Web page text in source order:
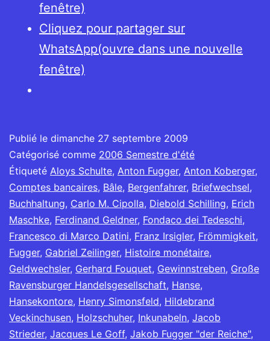
fenêtre)
Cliquez pour partager sur
WhatsApp(ouvre dans une nouvelle
fenêtre)
Publié le dimanche 27 septembre 2009
Catégorisé comme 2006 Semestre d'été
Étiqueté Aloys Schulte, Anton Fugger, Anton Koberger,
Comptes bancaires, Bâle, Bergenfahrer, Briefwechsel,
Buchhaltung, Carlo M. Cipolla, Diebold Schilling, Erich
Maschke, Ferdinand Geldner, Fondaco dei Tedeschi,
Francesco di Marco Datini, Franz Irsigler, Frömmigkeit,
Fugger, Gabriel Zeilinger, Histoire monétaire,
Geldwechsler, Gerhard Fouquet, Gewinnstreben, Große
Ravensburger Handelsgesellschaft, Hanse,
Hansekontore, Henry Simonsfeld, Hildebrand
Veckinchusen, Holzschuher, Inkunabeln, Jacob
Strieder, Jacques Le Goff, Jakob Fugger "der Reiche",